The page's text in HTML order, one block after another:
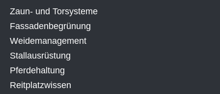
Zaun- und Torsysteme
Fassadenbegrünung
Weidemanagement
Stallausrüstung
Pferdehaltung
Reitplatzwissen